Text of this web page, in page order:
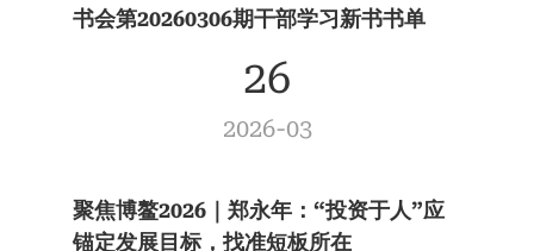
26
2026-03
书会第20260306期干部学习新书书单
聚焦博鳌2026｜郑永年：“投资于人”应
锚定发展目标，找准短板所在